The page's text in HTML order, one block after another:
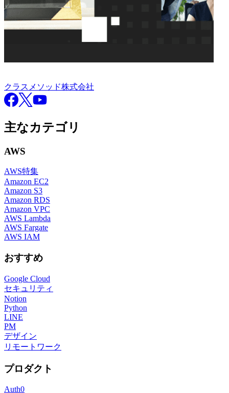
クラスメソッド株式会社
Facebook
X YouTube
主なカテゴリ
AWS
AWS特集
Amazon EC2
Amazon S3
Amazon RDS
Amazon VPC
AWS Lambda
AWS Fargate
AWS IAM
おすすめ
Google Cloud
セキュリティ
Notion
Python
LINE
PM
デザイン
リモートワーク
プロダクト
Auth0